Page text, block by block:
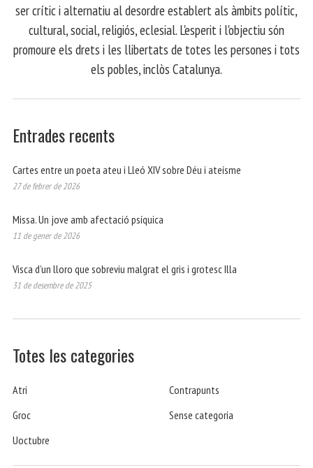
ser crític i alternatiu al desordre establert als àmbits polític,
cultural, social, religiós, eclesial. L'esperit i l'objectiu són
promoure els drets i les llibertats de totes les persones i tots
els pobles, inclòs Catalunya.
Entrades recents
Cartes entre un poeta ateu i Lleó XIV sobre Déu i ateísme
27 de febrer de 2026
Missa. Un jove amb afectació psíquica
11 de gener de 2026
Visca d’un lloro que sobreviu malgrat el gris i grotesc Illa
31 de desembre de 2025
Totes les categories
Atri
Contrapunts
Groc
Sense categoria
Uoctubre